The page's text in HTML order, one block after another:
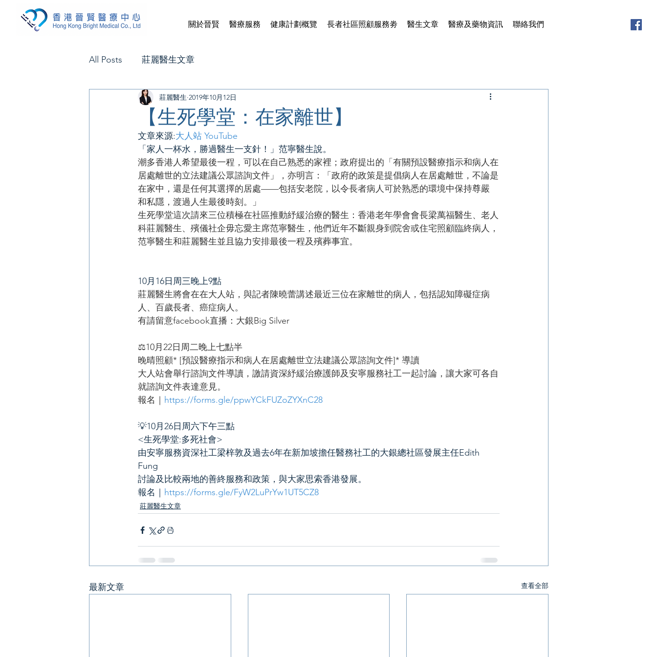
關於晉賢 醫療服務 健康計劃概覽 長者社區照顧服務劵 醫生文章 醫療及藥物資訊 聯絡我們
All Posts 莊麗醫生文章
【生死學堂：在家離世】
莊麗醫生 2019年10月12日
文章來源:大人站 YouTube
「家人一杯水，勝過醫生一支針！」范寧醫生說。
潮多香港人希望最後一程，可以在自己熟悉的家裡；政府提出的「有關預設醫療指示和病人在
居處離世的立法建議公眾諮詢文件」，亦明言：「政府的政策是提倡病人在居處離世，不論是
在家中，還是任何其選擇的居處——包括安老院，以令長者病人可於熟悉的環境中保持尊嚴
和私隱，渡過人生最後時刻。」
生死學堂這次請來三位積極在社區推動紓緩治療的醫生：香港老年學會會長梁萬福醫生、老人
科莊麗醫生、殯儀社企毋忘愛主席范寧醫生，他們近年不斷親身到院舍或住宅照顧臨終病人，
范寧醫生和莊麗醫生並且協力安排最後一程及殯葬事宜。
​10月16日周三晚上9點
莊麗醫生將會在在大人站，與記者陳曉蕾講述最近三位在家離世的病人，包括認知障礙症病
人、百歲長者、癌症病人。
有請留意facebook直播：大銀Big Silver
⚖10月22日周二晚上七點半
晚晴照顧* [預設醫療指示和病人在居處離世立法建議公眾諮詢文件]* 導讀
大人站會舉行諮詢文件導讀，譤請資深紓緩治療護師及安寧服務社工一起討論，讓大家可各自
就諮詢文件表達意見。
報名｜ https://forms.gle/ppwYCkFUZoZYXnC28
💡10月26日周六下午三點
<生死學堂:多死社會>
由安寧服務資深社工梁梓敦及過去6年在新加坡擔任醫務社工的大銀總社區發展主任Edith
Fung
討論及比較兩地的善終服務和政策，與大家思索香港發展。
報名｜ https://forms.gle/FyW2LuPrYw1UT5CZ8
莊麗醫生文章
最新文章 查看全部